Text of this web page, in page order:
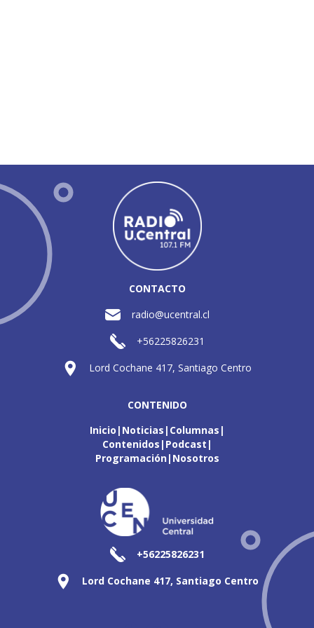
CONTACTO
radio@ucentral.cl
+56225826231
Lord Cochane 417, Santiago Centro
CONTENIDO
Inicio Noticias Columnas
Contenidos Podcast
Programación Nosotros
+56225826231
Lord Cochane 417, Santiago Centro